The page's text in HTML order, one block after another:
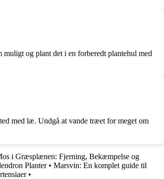
og plant det i en forberedt plantehul med
med læ. Undgå at vande træet for meget om
i Græsplænen: Fjerning, Bekæmpelse og
Planter• Marsvin: En komplet guide til
•